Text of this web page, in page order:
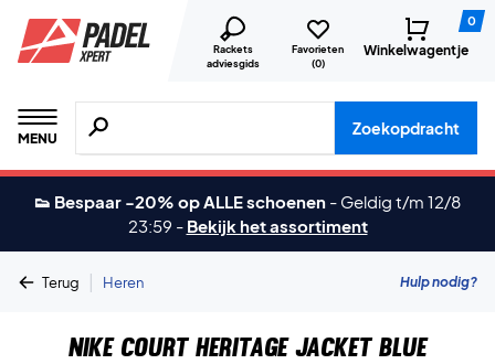
Rackets
adviesgids
Favorieten
(0)
0
Winkelwagentje
MENU
Zoeken naar producten, merken etc.
Zoekopdracht
👟 Bespaar -20% op ALLE schoenen - Geldig t/m 12/8
23:59 - Bekijk het assortiment
Terug | Heren Hulp nodig?
Nike Court Heritage Jacket Blue